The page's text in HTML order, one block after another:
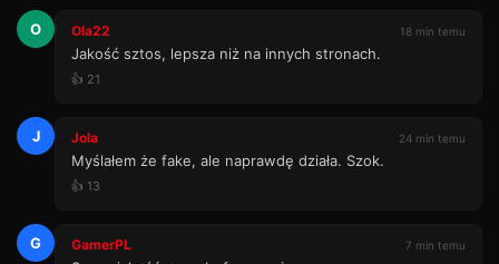
O Ola22 18 min temu
Jakość sztos, lepsza niż na innych stronach.
👍 21
J Jola 24 min temu
Myślałem że fake, ale naprawdę działa. Szok.
👍 13
G GamerPL 7 min temu